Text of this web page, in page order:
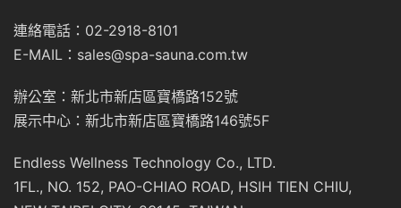
連絡電話：02-2918-8101
E-MAIL：sales@spa-sauna.com.tw
辦公室：新北市新店區寶橋路152號
展示中心：新北市新店區寶橋路146號5F
Endless Wellness Technology Co., LTD.
1FL., NO. 152, PAO-CHIAO ROAD, HSIH TIEN CHIU,